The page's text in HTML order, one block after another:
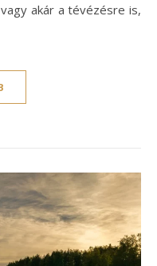
akár a tévézésre is,